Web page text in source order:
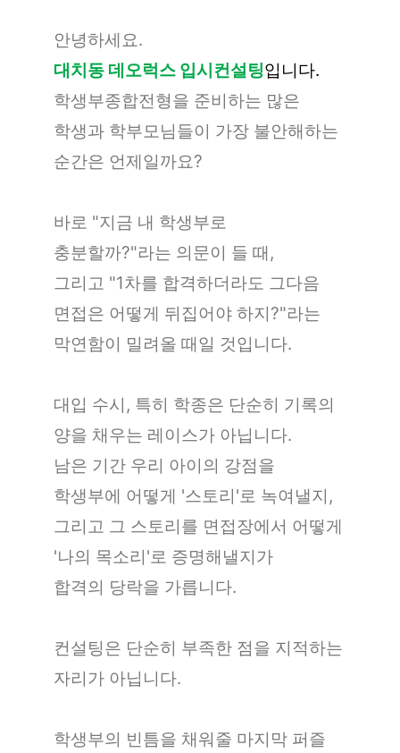
안녕하세요.
대치동 데오럭스 입시컨설팅입니다.
학생부종합전형을 준비하는 많은
학생과 학부모님들이 가장 불안해하는
순간은 언제일까요?
바로 "지금 내 학생부로
충분할까?"라는 의문이 들 때,
그리고 "1차를 합격하더라도 그다음
면접은 어떻게 뒤집어야 하지?"라는
막연함이 밀려올 때일 것입니다.
대입 수시, 특히 학종은 단순히 기록의
양을 채우는 레이스가 아닙니다.
남은 기간 우리 아이의 강점을
학생부에 어떻게 '스토리'로 녹여낼지,
그리고 그 스토리를 면접장에서 어떻게
'나의 목소리'로 증명해낼지가
합격의 당락을 가릅니다.
컨설팅은 단순히 부족한 점을 지적하는
자리가 아닙니다.
학생부의 빈틈을 채워줄 마지막 퍼즐